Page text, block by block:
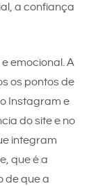
a confiança
emocional. A
os pontos de
Instagram e
do site e no
integram
que é a
de que a